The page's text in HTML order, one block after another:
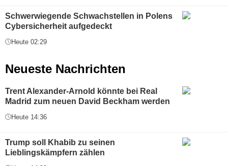
Schwerwiegende Schwachstellen in Polens
Cybersicherheit aufgedeckt
Heute 02:29
Neueste Nachrichten
Trent Alexander-Arnold könnte bei Real
Madrid zum neuen David Beckham werden
Heute 14:36
Trump soll Khabib zu seinen
Lieblingskämpfern zählen